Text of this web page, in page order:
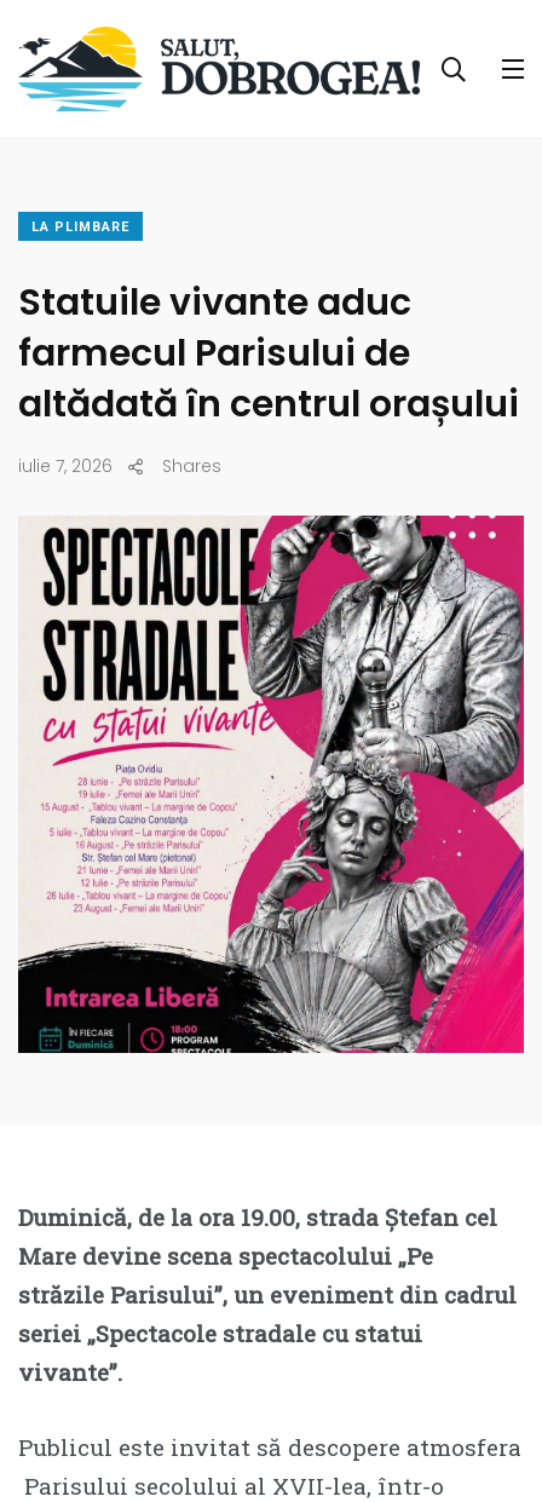
LA PLIMBARE
Statuile vivante aduc
farmecul Parisului de
altădată în centrul orașului
iulie 7, 2026 Shares
Duminică, de la ora 19.00, strada Ștefan cel
Mare devine scena spectacolului „Pe
străzile Parisului”, un eveniment din cadrul
seriei „Spectacole stradale cu statui
vivante”.
Publicul este invitat să descopere atmosfera
Parisului secolului al XVII-lea, într-o